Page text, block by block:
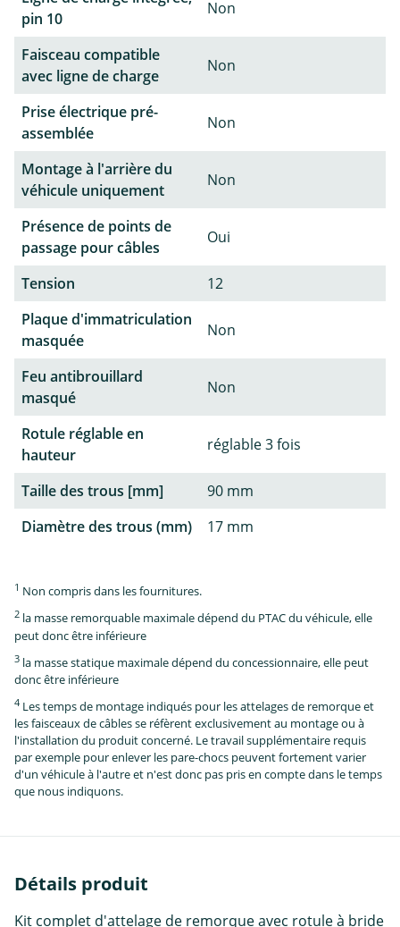
pin 10
Non
Faisceau compatible
avec ligne de charge
Non
Prise électrique pré-
assemblée
Non
Montage à l'arrière du
véhicule uniquement
Non
Présence de points de
passage pour câbles
Oui
Tension
12
Plaque d'immatriculation
masquée
Non
Feu antibrouillard
masqué
Non
Rotule réglable en
hauteur
réglable 3 fois
Taille des trous [mm]
90 mm
Diamètre des trous (mm)
17 mm
1 Non compris dans les fournitures.
2 la masse remorquable maximale dépend du PTAC du véhicule, elle
peut donc être inférieure
3 la masse statique maximale dépend du concessionnaire, elle peut
donc être inférieure
4 Les temps de montage indiqués pour les attelages de remorque et
les faisceaux de câbles se réfèrent exclusivement au montage ou à
l'installation du produit concerné. Le travail supplémentaire requis
par exemple pour enlever les pare-chocs peuvent fortement varier
d'un véhicule à l'autre et n'est donc pas pris en compte dans le temps
que nous indiquons.
Détails produit
Kit complet d'attelage de remorque avec rotule à bride